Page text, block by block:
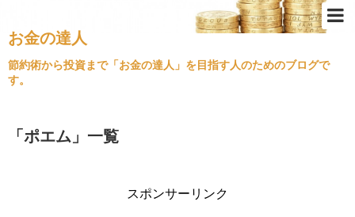
お金の達人
節約術から投資まで「お金の達人」を目指す人のためのブログで
す。
「 ポエム 」 一覧
スポンサーリンク
節約術
クレジットカード